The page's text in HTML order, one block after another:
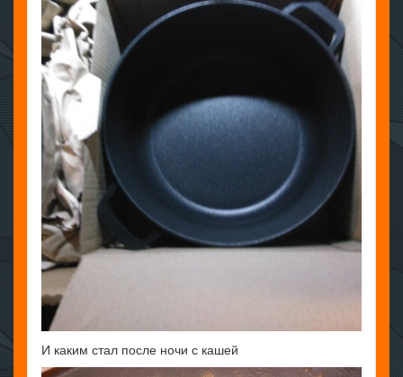
И каким стал после ночи с кашей